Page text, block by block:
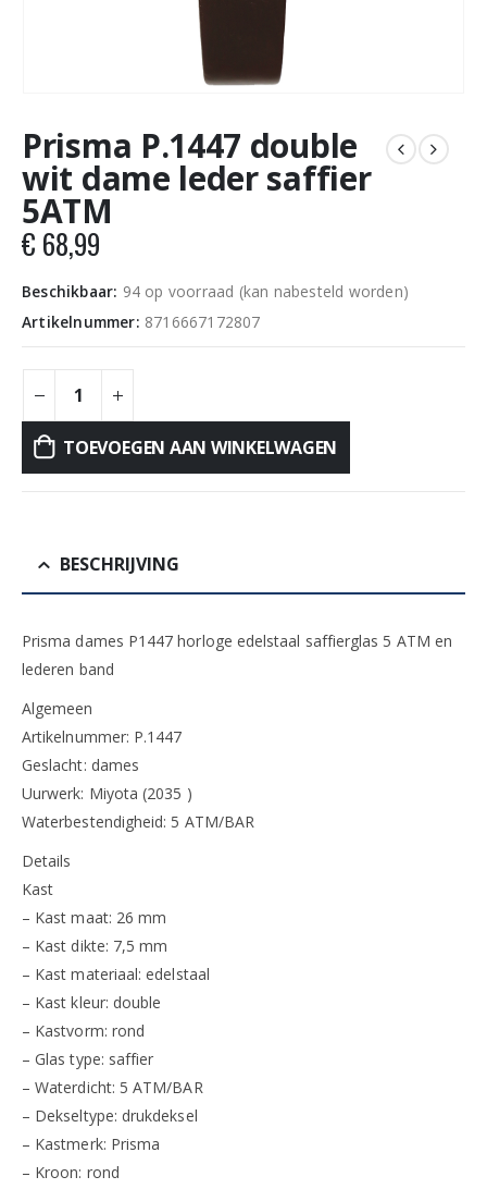
Prisma P.1447 double
wit dame leder saffier
5ATM
€ 68,99
Beschikbaar: 94 op voorraad (kan nabesteld worden)
Artikelnummer: 8716667172807
TOEVOEGEN AAN WINKELWAGEN
BESCHRIJVING
Prisma dames P1447 horloge edelstaal saffierglas 5 ATM en
lederen band
Algemeen
Artikelnummer: P.1447
Geslacht: dames
Uurwerk: Miyota (2035 )
Waterbestendigheid: 5 ATM/BAR
Details
Kast
– Kast maat: 26 mm
– Kast dikte: 7,5 mm
– Kast materiaal: edelstaal
– Kast kleur: double
– Kastvorm: rond
– Glas type: saffier
– Waterdicht: 5 ATM/BAR
– Dekseltype: drukdeksel
– Kastmerk: Prisma
– Kroon: rond